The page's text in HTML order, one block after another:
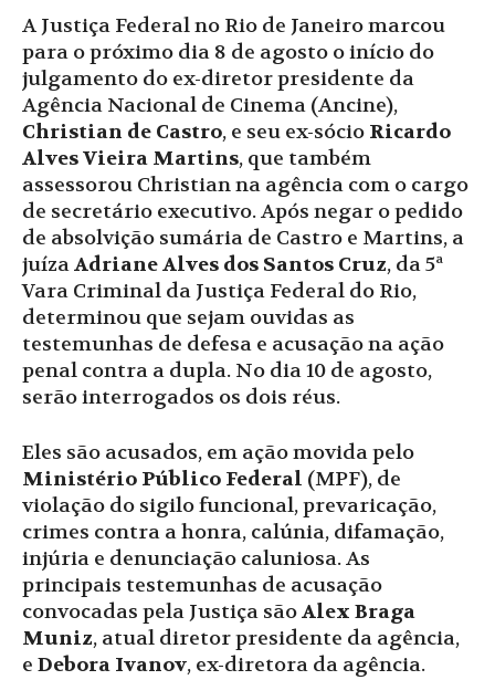
A Justiça Federal no Rio de Janeiro marcou
para o próximo dia 8 de agosto o início do
julgamento do ex-diretor presidente da
Agência Nacional de Cinema (Ancine),
Christian de Castro, e seu ex-sócio Ricardo
Alves Vieira Martins, que também
assessorou Christian na agência com o cargo
de secretário executivo. Após negar o pedido
de absolvição sumária de Castro e Martins, a
juízaAdriane Alves dos Santos Cruz, da 5ª
Vara Criminal da Justiça Federal do Rio,
determinou que sejam ouvidas as
testemunhas de defesa e acusação na ação
penal contra a dupla. No dia 10 de agosto,
serão interrogados os dois réus.
Eles são acusados, em ação movida pelo
Ministério Público Federal (MPF), de
violação do sigilo funcional, prevaricação,
crimes contra a honra, calúnia, difamação,
injúria e denunciação caluniosa. As
principais testemunhas de acusação
convocadas pela Justiça sãoAlex Braga
Muniz, atual diretor presidente da agência,
e Debora Ivanov, ex-diretora da agência.